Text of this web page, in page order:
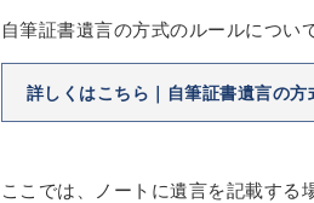
自筆証書遺言の方式のルールについ
詳しくはこちら｜自筆証書遺言の
ここでは、ノートに遺言を記載する